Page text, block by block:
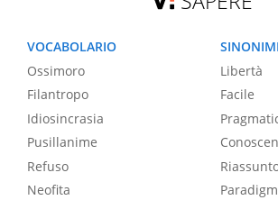
VOCABOLARIO
Ossimoro
Filantropo
Idiosincrasia
Pusillanime
Refuso
Neofita
Libertà
Facile